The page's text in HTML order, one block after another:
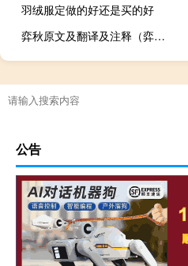
羽绒服定做的好还是买的好
弈秋原文及翻译及注释（弈秋败弈原文及翻译）
公告